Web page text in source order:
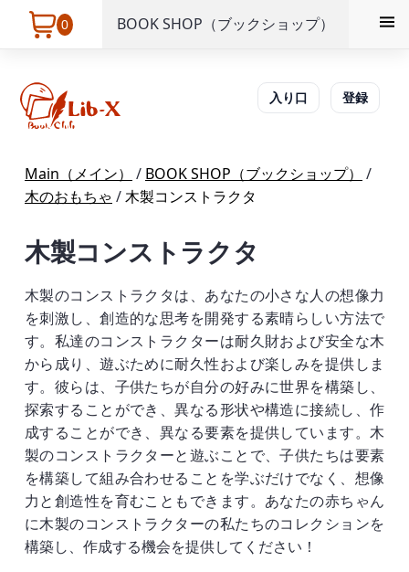
0 BOOK SHOP（ブックショップ）
入り口 登録
Main（メイン） / BOOK SHOP（ブックショップ）
/
木のおもちゃ /木製コンストラクタ
木製コンストラクタ
木製のコンストラクタは、あなたの小さな人の想像力
を刺激し、創造的な思考を開発する素晴らしい方法で
す。私達のコンストラクターは耐久財および安全な木
から成り、遊ぶために耐久性および楽しみを提供しま
す。彼らは、子供たちが自分の好みに世界を構築し、
探索することができ、異なる形状や構造に接続し、作
成することができ、異なる要素を提供しています。木
製のコンストラクターと遊ぶことで、子供たちは要素
を構築して組み合わせることを学ぶだけでなく、想像
力と創造性を育むこともできます。あなたの赤ちゃん
に木製のコンストラクターの私たちのコレクションを
構築し、作成する機会を提供してください！